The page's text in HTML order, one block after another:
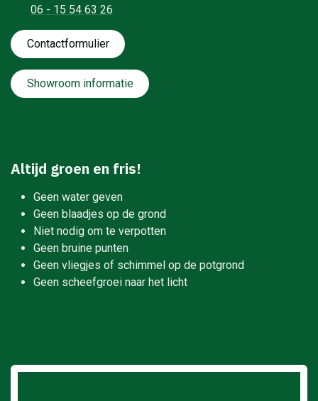
06 - 15 54 63 26
Contactformulie​​​​​​​​r
Showroom informatie
Altijd groen en fris!
Geen water geven
Geen blaadjes op de grond
Niet nodig om te verpotten
Geen bruine punten
Geen vliegjes of schimmel op de potgrond
Geen scheefgroei naar het licht